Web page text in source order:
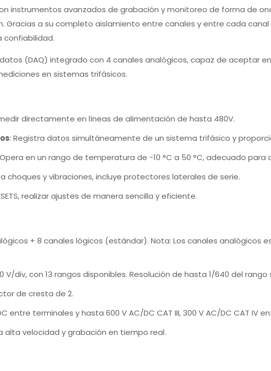
instrumentos avanzados de grabación y monitoreo de forma de
Gracias a su completo aislamiento entre canales y entre cada
confiabilidad.
(DAQ) integrado con 4 canales analógicos, capaz de aceptar
en sistemas trifásicos.
directamente en líneas de alimentación de hasta 480V.
: Registra datos simultáneamente de un sistema trifásico y
en un rango de temperatura de -10 °C a 50 °C, adecuado para
choques y vibraciones, incluye protectores laterales de serie.
realizar ajustes de manera sencilla y eficiente.
+ 8 canales lógicos (estándar). Nota: Los canales
V/div, con 13 rangos disponibles. Resolución de hasta 1/640 del
de cresta de 2.
entre terminales y hasta 600 V AC/DC CAT III, 300 V AC/DC CAT IV
alta velocidad y grabación en tiempo real.